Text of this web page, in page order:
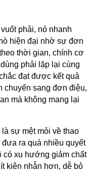
phải, nó nhanh
hiện đại nhờ sự đơn
thời gian, chính cơ
phải lặp lại cùng
đạt được kết quả
chuyển sang đơn điệu,
mà không mang lại
sự mệt mỏi về thao
ra quá nhiều quyết
có xu hướng giảm chất
kiên nhẫn hơn, dễ bỏ